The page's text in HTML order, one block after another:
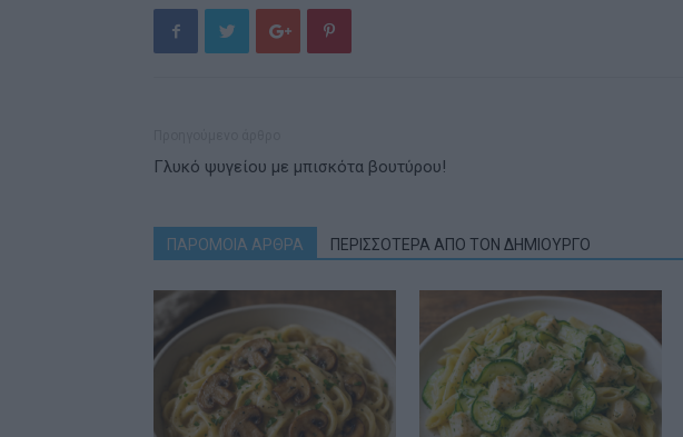
Γλυκό ψυγείου με μπισκότα βουτύρου!
ΠΑΡΟΜΟΙΑ ΑΡΘΡΑ ΠΕΡΙΣΣΟΤΕΡΑ ΑΠΟ ΤΟΝ ΔΗΜΙΟΥΡΓΟ